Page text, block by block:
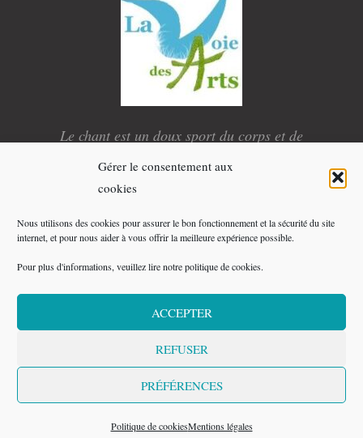
Gérer le consentement aux
cookies
Nous utilisons des cookies pour assurer le bon fonctionnement et la sécurité du site
internet, et pour nous aider à vous offrir la meilleure expérience possible.
Pour plus d'informations, veuillez lire notre politique de cookies.
ACCEPTER
REFUSER
PRÉFÉRENCES
Politique de cookiesMentions légales
Le chant est un doux sport du corps et de
l’esprit.
E
n
l
o
e
d
t
u
b
i
t
r
Mentions légales
Réalisation : Compagnie La Voie des Arts